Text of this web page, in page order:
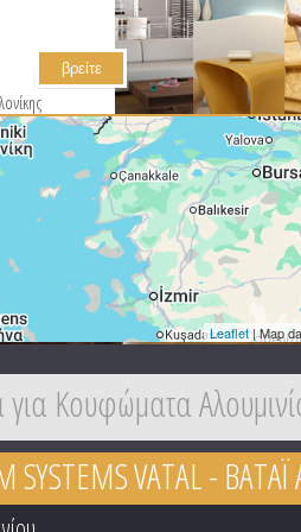
Leaflet| Map
Κουφώματα
SYSTEMS VATAL -